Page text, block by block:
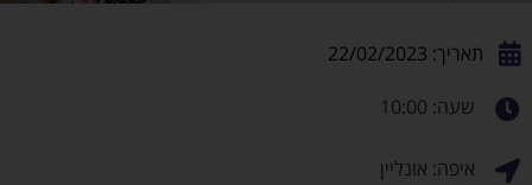
תאריך: 22/02/2023
שעה: 10:00
איפה: אונליין